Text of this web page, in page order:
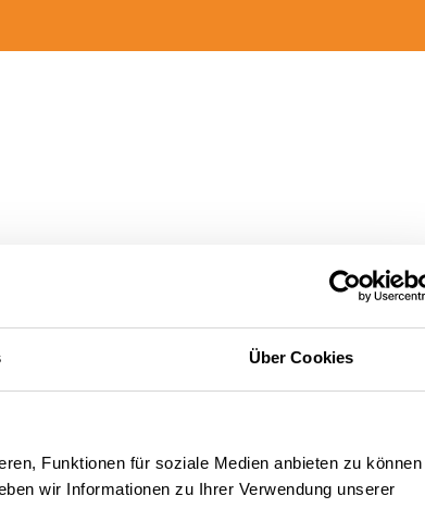
Über Cookies
Funktionen für soziale Medien anbieten zu können
wir Informationen zu Ihrer Verwendung unserer